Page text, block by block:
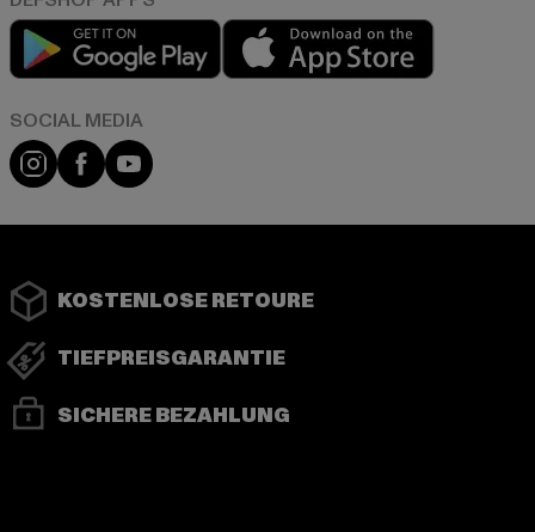
Play market
Instagram
FacebookYouTube
KOSTENLOSE RETOURE
TIEFPREISGARANTIE
SICHERE BEZAHLUNG